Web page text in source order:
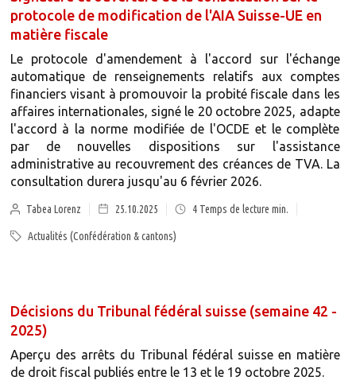
protocole de modification de l'AIA Suisse-UE en
matière fiscale
Le protocole d'amendement à l'accord sur l'échange
automatique de renseignements relatifs aux comptes
financiers visant à promouvoir la probité fiscale dans les
affaires internationales, signé le 20 octobre 2025, adapte
l'accord à la norme modifiée de l'OCDE et le complète
par de nouvelles dispositions sur l'assistance
administrative au recouvrement des créances de TVA. La
consultation durera jusqu'au 6 février 2026.
Tabea Lorenz 25.10.2025 4 Temps de lecture min.
Actualités (Confédération & cantons)
Décisions du Tribunal fédéral suisse (semaine 42 -
2025)
Aperçu des arrêts du Tribunal fédéral suisse en matière
de droit fiscal publiés entre le 13 et le 19 octobre 2025.